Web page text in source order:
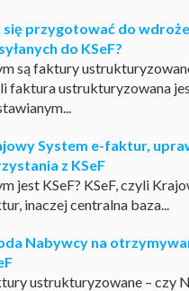
się przygotować do
do KSeF?
są faktury
faktura ustrukturyzowana
System e-faktur,
z KSeF
jest KSeF? KSeF, czyli
inaczej centralna baza...
Nabywcy na
ustrukturyzowane – czy